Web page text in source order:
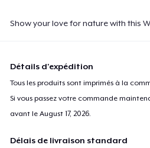
Show your love for nature with this
Détails d'expédition
Tous les produits sont imprimés à la
Si vous passez votre commande
avant leAugust 17, 2026
Délais de livraison standard